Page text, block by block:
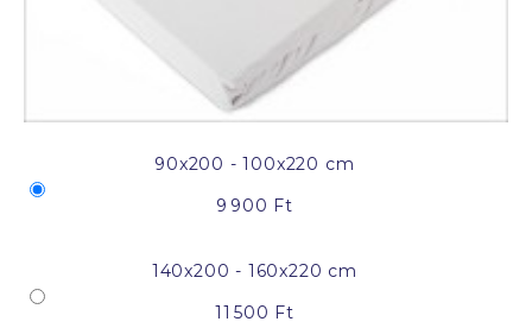
90x200 - 100x220 cm
9 900 Ft
140x200 - 160x220 cm
11 500 Ft